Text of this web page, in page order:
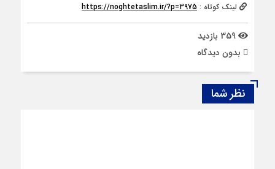
لینک کوتاه : https://noghtetaslim.ir/?p=3975
بدون دیدگاه
نظر شما